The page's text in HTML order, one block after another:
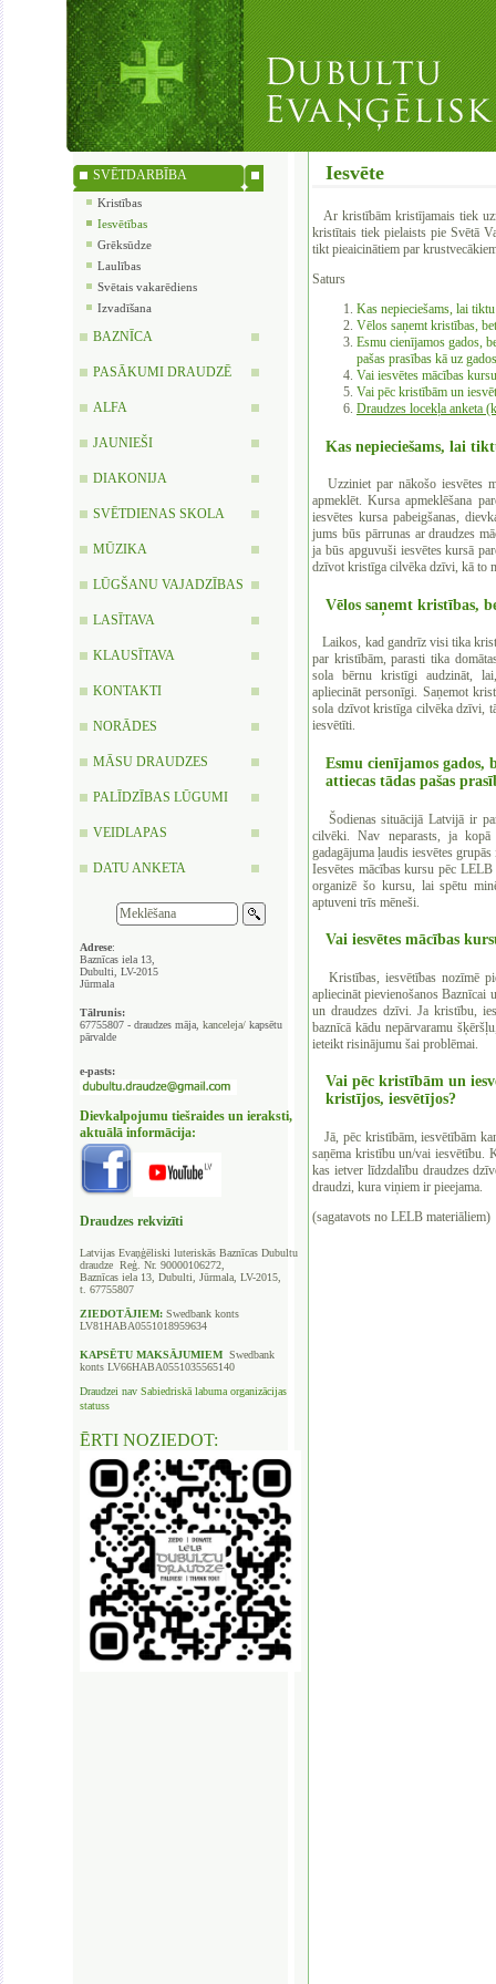
SVĒTDARBĪBA
Kristības
Iesvētības
Grēksūdze
Laulības
Svētais vakarēdiens
Izvadīšana
BAZNĪCA
PASĀKUMI DRAUDZĒ
ALFA
JAUNIEŠI
DIAKONIJA
SVĒTDIENAS SKOLA
MŪZIKA
LŪGŠANU VAJADZĪBAS
LASĪTAVA
KLAUSĪTAVA
KONTAKTI
NORĀDES
MĀSU DRAUDZES
PALĪDZĪBAS LŪGUMI
VEIDLAPAS
DATU ANKETA
Adrese:
Baznīcas iela 13,
Dubulti, LV-2015
Jūrmala
Tālrunis:
67755807 - draudzes māja, kanceleja/ kapsētu
pārvalde
e-pasts:
Dievkalpojumu tiešraides un ieraksti,
aktuālā informācija:
Draudzes rekvizīti
Latvijas Evaņģēliski luteriskās Baznīcas Dubultu
draudze Reģ. Nr. 90000106272,
Baznīcas iela 13, Dubulti, Jūrmala, LV-2015,
t. 67755807
ZIEDOTĀJIEM: Swedbank konts
LV81HABA0551018959634
KAPSĒTU MAKSĀJUMIEM Swedbank
konts LV66HABA0551035565140
Draudzei nav Sabiedriskā labuma organizācijas
statuss
ĒRTI NOZIEDOT:
Iesvēte
Ar kristībām kristījamais tiek
kristītais tiek pielaists pie Svētā
tikt pieaicinātiem par
Saturs
Kas nepieciešams, lai
Vēlos saņemt kristības,
Esmu cienījamos gados,
pašas prasības kā uz
Vai iesvētes mācības
Vai pēc kristībām un
Draudzes locekļa anketa
Kas nepieciešams, lai
Uzziniet par nākošo iesvētes
apmeklēt. Kursa apmeklēšana
iesvētes kursa pabeigšanas,
jums būs pārrunas ar draudzes
ja būs apguvuši iesvētes kursā
dzīvot kristīga cilvēka dzīvi, kā to
Vēlos saņemt kristības,
Laikos, kad gandrīz visi tika
par kristībām, parasti tika
sola bērnu kristīgi audzināt,
apliecināt personīgi. Saņemot
sola dzīvot kristīga cilvēka dzīvi,
iesvētīti.
Esmu cienījamos gados,
attiecas tādas pašas
Šodienas situācijā Latvijā ir
cilvēki. Nav neparasts, ja kopā
gadagājuma ļaudis iesvētes
Iesvētes mācības kursu pēc
organizē šo kursu, lai spētu
aptuveni trīs mēneši.
Vai iesvētes mācības
Kristības, iesvētības nozīmē
apliecināt pievienošanos Baznīcai
un draudzes dzīvi. Ja kristību,
baznīcā kādu nepārvaramu
ieteikt risinājumu šai problēmai.
Vai pēc kristībām un
kristījos, iesvētījos?
Jā, pēc kristībām, iesvētībām
saņēma kristību un/vai iesvētību.
kas ietver līdzdalību draudzes
draudzi, kura viņiem ir pieejama.
(sagatavots no LELB materiāliem)